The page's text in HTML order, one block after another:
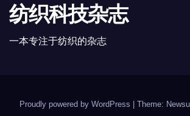
纺织科技杂志
一本专注于纺织的杂志
Proudly powered by WordPress Theme: